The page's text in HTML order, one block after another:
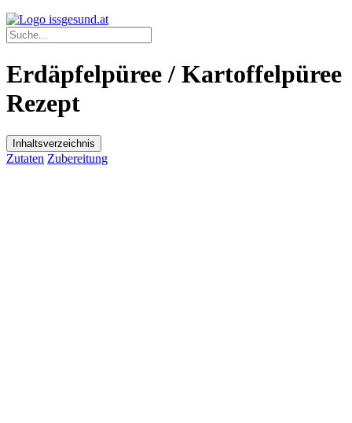
Erdäpfelpüree / Kartoffelpüree
Rezept
Inhaltsverzeichnis
Zutaten Zubereitung